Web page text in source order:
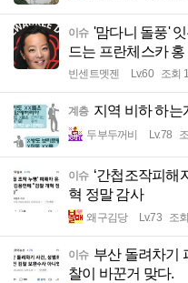
이슈 '맘다니 돌풍'
드는 프란체스카 홍
빈센트멧젠 Lv.60 조회
계층 지역 비하 하는
두부두꺼비 Lv.78
이슈 ‘간첩조작피해
혁 정말 감사
왜구김당 Lv.73 조
이슈 부산 돌려차기
찰이 바꾼거 맞다.